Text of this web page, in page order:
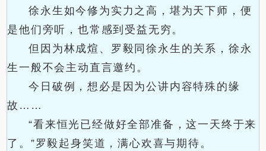
徐永生如今修为实力之高，堪为天下师，便
是他们旁听，也常感到受益无穷。
但因为林成煊、罗毅同徐永生的关系，徐永
生一般不会主动直言邀约。
今日破例，想必是因为公讲内容特殊的缘
故……
“看来恒光已经做好全部准备，这一天终于来
了。”罗毅起身笑道，满心欢喜与期待。